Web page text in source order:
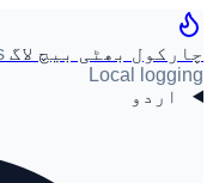
چارکول بھٹی بیچ لاگ
Local logging
اردو